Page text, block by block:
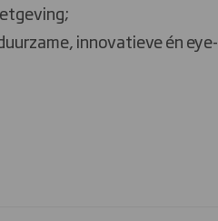
innovatieve én eye-